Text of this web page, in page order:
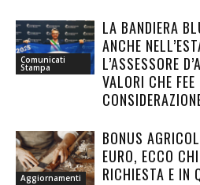
Comunicati
Stampa
LA BANDIERA
ANCHE
L’ASSESSORE
VALORI CHE
Aggiornamenti
BONUS
EURO, ECCO
RICHIESTA E IN